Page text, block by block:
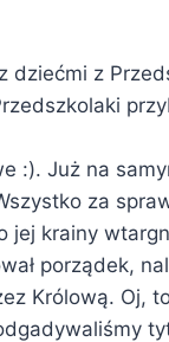
dziećmi z
:). Już na
za
jej krainy
porządek,
Królową. Oj,